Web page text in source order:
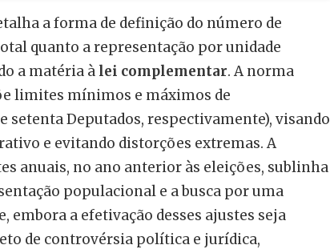
a forma de definição do número de
quanto a representação por unidade
a matéria à lei complementar. A norma
limites mínimos e máximos de
setenta Deputados, respectivamente), visando
e evitando distorções extremas. A
anuais, no ano anterior às eleições, sublinha
populacional e a busca por uma
embora a efetivação desses ajustes seja
de controvérsia política e jurídica,